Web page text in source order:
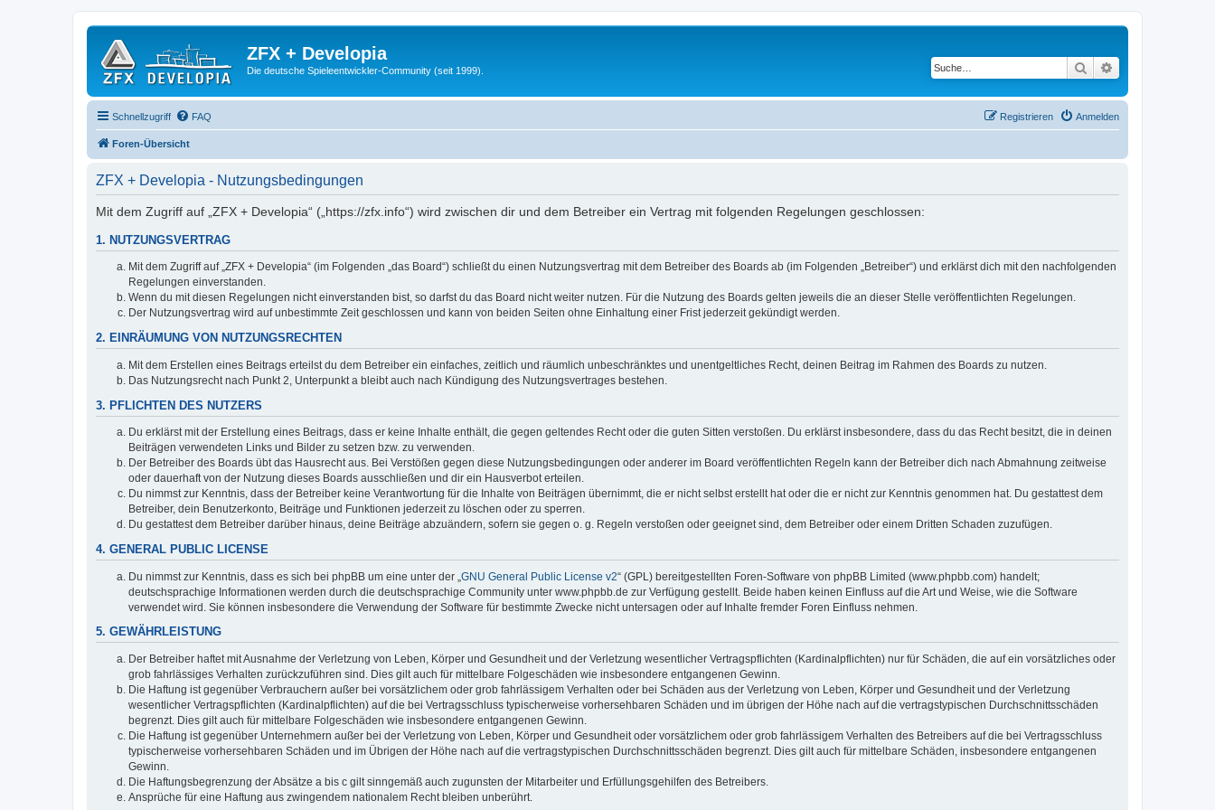
ZFX + Developia
Die deutsche Spieleentwickler-Community (seit 1999). Suche
Schnellzugriff FAQ Anmelden
Registrieren
Foren-Übersicht
ZFX + Developia - Nutzungsbedingungen
Mit dem Zugriff auf „ZFX + Developia“ („https://zfx.info“) wird zwischen dir und dem Betreiber ein Vertrag mit folgenden Regelungen geschlossen:
1. NUTZUNGSVERTRAG
Mit dem Zugriff auf „ZFX + Developia“ (im Folgenden „das Board“) schließt du einen Nutzungsvertrag mit dem Betreiber des Boards ab (im Folgenden „Betreiber“) und erklärst dich mit den nachfolgenden
Regelungen einverstanden.
Wenn du mit diesen Regelungen nicht einverstanden bist, so darfst du das Board nicht weiter nutzen. Für die Nutzung des Boards gelten jeweils die an dieser Stelle veröffentlichten Regelungen.
Der Nutzungsvertrag wird auf unbestimmte Zeit geschlossen und kann von beiden Seiten ohne Einhaltung einer Frist jederzeit gekündigt werden.
2. EINRÄUMUNG VON NUTZUNGSRECHTEN
Mit dem Erstellen eines Beitrags erteilst du dem Betreiber ein einfaches, zeitlich und räumlich unbeschränktes und unentgeltliches Recht, deinen Beitrag im Rahmen des Boards zu nutzen.
Das Nutzungsrecht nach Punkt 2, Unterpunkt a bleibt auch nach Kündigung des Nutzungsvertrages bestehen.
3. PFLICHTEN DES NUTZERS
Du erklärst mit der Erstellung eines Beitrags, dass er keine Inhalte enthält, die gegen geltendes Recht oder die guten Sitten verstoßen. Du erklärst insbesondere, dass du das Recht besitzt, die in deinen
Beiträgen verwendeten Links und Bilder zu setzen bzw. zu verwenden.
Der Betreiber des Boards übt das Hausrecht aus. Bei Verstößen gegen diese Nutzungsbedingungen oder anderer im Board veröffentlichten Regeln kann der Betreiber dich nach Abmahnung zeitweise
oder dauerhaft von der Nutzung dieses Boards ausschließen und dir ein Hausverbot erteilen.
Du nimmst zur Kenntnis, dass der Betreiber keine Verantwortung für die Inhalte von Beiträgen übernimmt, die er nicht selbst erstellt hat oder die er nicht zur Kenntnis genommen hat. Du gestattest dem
Betreiber, dein Benutzerkonto, Beiträge und Funktionen jederzeit zu löschen oder zu sperren.
Du gestattest dem Betreiber darüber hinaus, deine Beiträge abzuändern, sofern sie gegen o. g. Regeln verstoßen oder geeignet sind, dem Betreiber oder einem Dritten Schaden zuzufügen.
4. GENERAL PUBLIC LICENSE
Du nimmst zur Kenntnis, dass es sich bei phpBB um eine unter der „ GNU General Public License v2“ (GPL) bereitgestellten Foren-Software von phpBB Limited (www.phpbb.com) handelt;
deutschsprachige Informationen werden durch die deutschsprachige Community unter www.phpbb.de zur Verfügung gestellt. Beide haben keinen Einfluss auf die Art und Weise, wie die Software
verwendet wird. Sie können insbesondere die Verwendung der Software für bestimmte Zwecke nicht untersagen oder auf Inhalte fremder Foren Einfluss nehmen.
5. GEWÄHRLEISTUNG
Der Betreiber haftet mit Ausnahme der Verletzung von Leben, Körper und Gesundheit und der Verletzung wesentlicher Vertragspflichten (Kardinalpflichten) nur für Schäden, die auf ein vorsätzliches oder
grob fahrlässiges Verhalten zurückzuführen sind. Dies gilt auch für mittelbare Folgeschäden wie insbesondere entgangenen Gewinn.
Die Haftung ist gegenüber Verbrauchern außer bei vorsätzlichem oder grob fahrlässigem Verhalten oder bei Schäden aus der Verletzung von Leben, Körper und Gesundheit und der Verletzung
wesentlicher Vertragspflichten (Kardinalpflichten) auf die bei Vertragsschluss typischerweise vorhersehbaren Schäden und im übrigen der Höhe nach auf die vertragstypischen Durchschnittsschäden
begrenzt. Dies gilt auch für mittelbare Folgeschäden wie insbesondere entgangenen Gewinn.
Die Haftung ist gegenüber Unternehmern außer bei der Verletzung von Leben, Körper und Gesundheit oder vorsätzlichem oder grob fahrlässigem Verhalten des Betreibers auf die bei Vertragsschluss
typischerweise vorhersehbaren Schäden und im Übrigen der Höhe nach auf die vertragstypischen Durchschnittsschäden begrenzt. Dies gilt auch für mittelbare Schäden, insbesondere entgangenen
Gewinn.
Die Haftungsbegrenzung der Absätze a bis c gilt sinngemäß auch zugunsten der Mitarbeiter und Erfüllungsgehilfen des Betreibers.
Ansprüche für eine Haftung aus zwingendem nationalem Recht bleiben unberührt.